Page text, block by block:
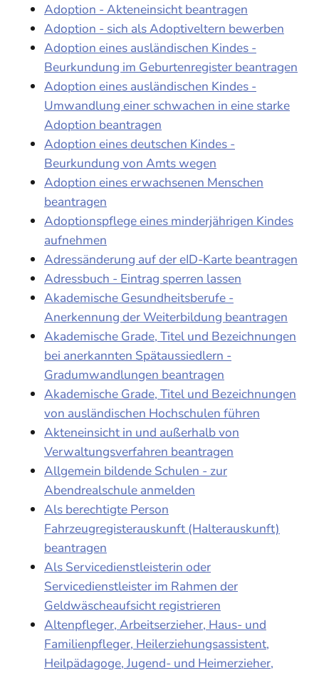
Adoption - Akteneinsicht beantragen
Adoption - sich als Adoptiveltern bewerben
Adoption eines ausländischen Kindes -
Beurkundung im Geburtenregister beantragen
Adoption eines ausländischen Kindes -
Umwandlung einer schwachen in eine starke
Adoption beantragen
Adoption eines deutschen Kindes -
Beurkundung von Amts wegen
Adoption eines erwachsenen Menschen
beantragen
Adoptionspflege eines minderjährigen Kindes
aufnehmen
Adressänderung auf der eID-Karte beantragen
Adressbuch - Eintrag sperren lassen
Akademische Gesundheitsberufe -
Anerkennung der Weiterbildung beantragen
Akademische Grade, Titel und Bezeichnungen
bei anerkannten Spätaussiedlern -
Gradumwandlungen beantragen
Akademische Grade, Titel und Bezeichnungen
von ausländischen Hochschulen führen
Akteneinsicht in und außerhalb von
Verwaltungsverfahren beantragen
Allgemein bildende Schulen - zur
Abendrealschule anmelden
Als berechtigte Person
Fahrzeugregisterauskunft (Halterauskunft)
beantragen
Als Servicedienstleisterin oder
Servicedienstleister im Rahmen der
Geldwäscheaufsicht registrieren
Altenpfleger, Arbeitserzieher, Haus- und
Familienpfleger, Heilerziehungsassistent,
Heilpädagoge, Jugend- und Heimerzieher,